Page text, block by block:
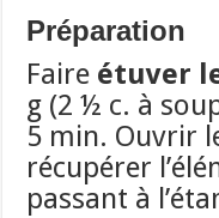
Préparation
Faire étuver
g (2 ½ c. à
5 min. Ouvrir
récupérer
passant à